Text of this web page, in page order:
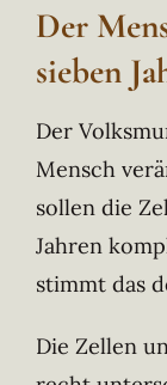
Der
sieben
Der
Mensch
sollen die
Jahren
stimmt das
Die Zellen